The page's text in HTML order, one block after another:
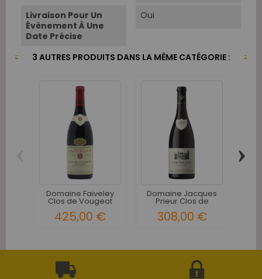
Livraison Pour Un
Évènement À Une
Date Précise
Oui
3 AUTRES PRODUITS DANS LA MÊME CATÉGORIE :
Domaine Faiveley
Clos de Vougeot
Grand Cru...
425,00 €
Domaine Jacques
Prieur Clos de
308,00 €
›